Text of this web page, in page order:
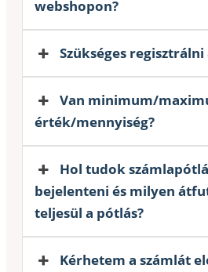
webshopon?
Szükséges
Van minimum/
érték/mennyiség?
Hol tudok
bejelenteni és milyen
teljesül a pótlás?
Kérhetem a számlát